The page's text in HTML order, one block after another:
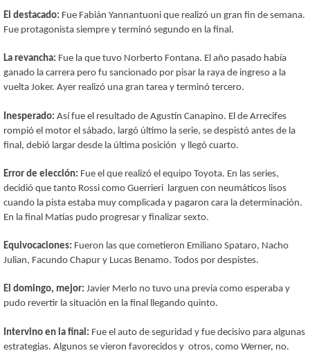
El destacado: Fue Fabián Yannantuoni que realizó un gran fin de semana.
Fue protagonista siempre y terminó segundo en la final.
La revancha: Fue la que tuvo Norberto Fontana. El año pasado había
ganado la carrera pero fu sancionado por pisar la raya de ingreso a la
vuelta Joker. Ayer realizó una gran tarea y terminó tercero.
Inesperado: Así fue el resultado de Agustín Canapino. El de Arrecifes
rompió el motor el sábado, largó último la serie, se despistó antes de la
final, debió largar desde la última posición y llegó cuarto.
Error de elección: Fue el que realizó el equipo Toyota. En las series,
decidió que tanto Rossi como Guerrieri larguen con neumáticos lisos
cuando la pista estaba muy complicada y pagaron cara la determinación.
En la final Matías pudo progresar y finalizar sexto.
Equivocaciones: Fueron las que cometieron Emiliano Spataro, Nacho
Julian, Facundo Chapur y Lucas Benamo. Todos por despistes.
El domingo, mejor: Javier Merlo no tuvo una previa como esperaba y
pudo revertir la situación en la final llegando quinto.
Intervino en la final: Fue el auto de seguridad y fue decisivo para algunas
estrategias. Algunos se vieron favorecidos y otros, como Werner, no.